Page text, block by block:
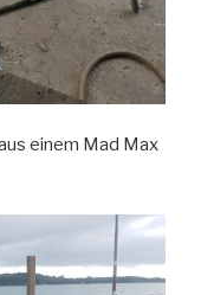
einem Mad Max